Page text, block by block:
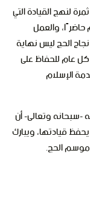
لنهج القيادة التي
والعمل
الحج ليس نهاية
عام للحفاظ على
الإسلام
-سبحانه وتعالى- أن
قيادتها، ويبارك
الحج.